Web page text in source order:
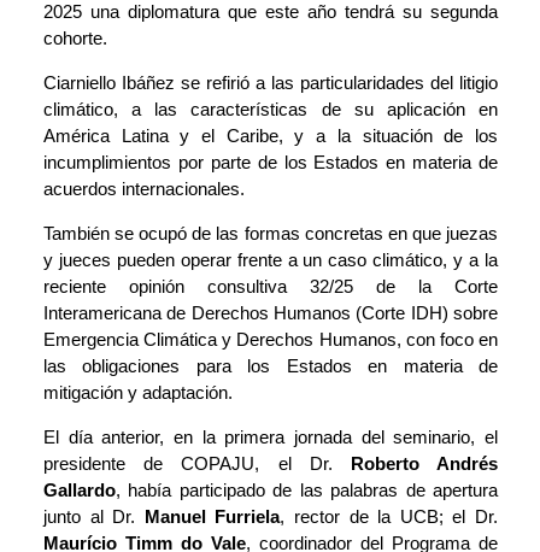
2025 una diplomatura que este año tendrá su segunda
cohorte.
Ciarniello Ibáñez se refirió a las particularidades del litigio
climático, a las características de su aplicación en
América Latina y el Caribe, y a la situación de los
incumplimientos por parte de los Estados en materia de
acuerdos internacionales.
También se ocupó de las formas concretas en que juezas
y jueces pueden operar frente a un caso climático, y a la
reciente opinión consultiva 32/25 de la Corte
Interamericana de Derechos Humanos (Corte IDH) sobre
Emergencia Climática y Derechos Humanos, con foco en
las obligaciones para los Estados en materia de
mitigación y adaptación.
El día anterior, en la primera jornada del seminario, el
presidente de COPAJU, el Dr.
Roberto Andrés
Gallardo, había participado de las palabras de apertura
junto al Dr.
Manuel Furriela, rector de la UCB; el Dr.
Maurício Timm do Vale, coordinador del Programa de